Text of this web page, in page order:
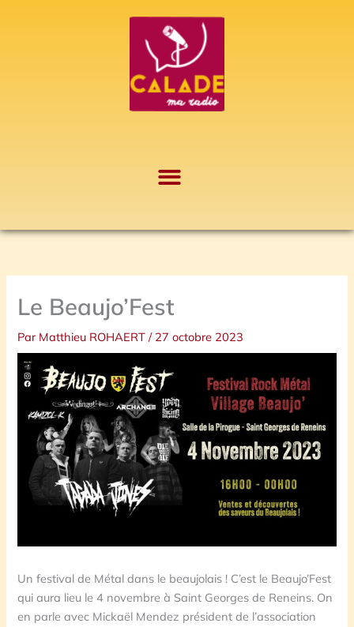
Le Beaujo’Fest
Par Matthieu ROHAERT/ 27 octobre 2023
Un festival de Métal dans le beaujolais ! C’est le Beaujo’Fest
qui aura lieu le 4 novembre à Saint Georges de Reneins. On
en parle avec Mickaël Mendez président de l’association